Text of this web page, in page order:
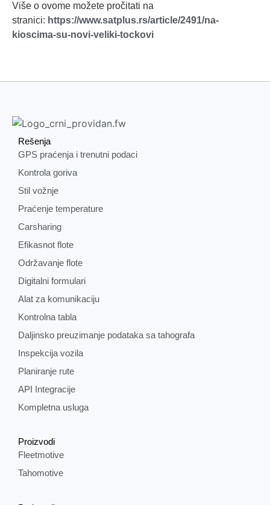
Više o ovome možete pročitati na
stranici: https://www.satplus.rs/article/2491/na-
kioscima-su-novi-veliki-tockovi
Rešenja
GPS praćenja i trenutni podaci
Kontrola goriva
Stil vožnje
Praćenje temperature
Carsharing
Efikasnot flote
Održavanje flote
Digitalni formulari
Alat za komunikaciju
Kontrolna tabla
Daljinsko preuzimanje podataka sa tahografa
Inspekcija vozila
Planiranje rute
API Integracije
Kompletna usluga
Proizvodi
Fleetmotive
Tahomotive